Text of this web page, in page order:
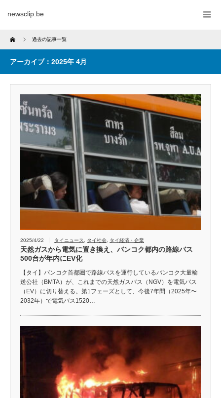
newsclip.be
Home 過去の記事一覧
アーカイブ：2025年 4月
2025/4/22 タイニュース タイ社会 タイ経済・企業
天然ガスから電気に置き換え、バンコク都内の路線バス
500台が年内にEV化
【タイ】バンコク首都圏で路線バスを運行しているバンコク大量輸
送公社（BMTA）が、これまでの天然ガスバス（NGV）を電気バス
（EV）に切り替える。第1フェーズとして、今後7年間（2025年〜
2032年）で電気バス1520…